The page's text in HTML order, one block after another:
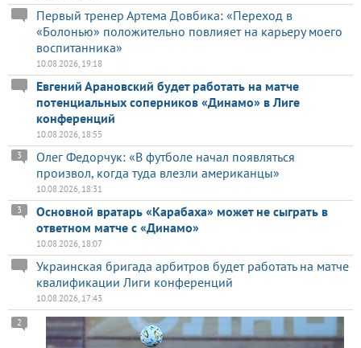
Первый тренер Артема Довбика: «Переход в
«Болонью» положительно повлияет на карьеру моего
воспитанника»
10.08.2026, 19:18
Евгений Арановский будет работать на матче
потенциальных соперников «Динамо» в Лиге
конференций
10.08.2026, 18:55
Олег Федорчук: «В футболе начал появляться
произвол, когда туда влезли американцы»
3
10.08.2026, 18:31
Основной вратарь «Карабаха» может не сыграть в
ответном матче с «Динамо»
3
10.08.2026, 18:07
Украинская бригада арбитров будет работать на матче
квалификации Лиги конференций
10.08.2026, 17:43
2